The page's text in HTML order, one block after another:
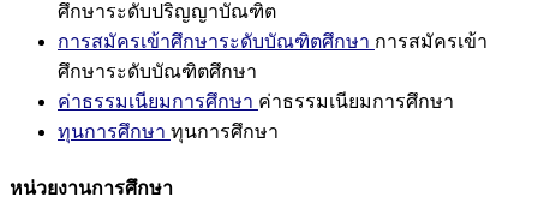
ศึกษาระดับปริญญาบัณฑิต
การสมัครเข้าศึกษาระดับบัณฑิตศึกษา การสมัครเข้า
ศึกษาระดับบัณฑิตศึกษา
ค่าธรรมเนียมการศึกษา ค่าธรรมเนียมการศึกษา
ทุนการศึกษา ทุนการศึกษา
หน่วยงานการศึกษา